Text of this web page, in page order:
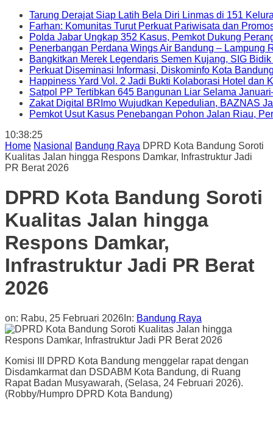
Tarung Derajat Siap Latih Bela Diri Linmas di 151
Farhan: Komunitas Turut Perkuat Pariwisata dan
Polda Jabar Ungkap 352 Kasus, Pemkot Dukung
Penerbangan Perdana Wings Air Bandung –
Bangkitkan Merek Legendaris Semen Kujang, SIG
Perkuat Diseminasi Informasi, Diskominfo Kota
Happiness Yard Vol. 2 Jadi Bukti Kolaborasi Hotel dan
Satpol PP Tertibkan 645 Bangunan Liar Selama
Zakat Digital BRImo Wujudkan Kepedulian, BAZNAS
Pemkot Usut Kasus Penebangan Pohon Jalan Riau,
10:38:26
Home Nasional Bandung Raya DPRD Kota Bandung Soroti
Kualitas Jalan hingga Respons Damkar, Infrastruktur Jadi
PR Berat 2026
DPRD Kota Bandung Soroti
Kualitas Jalan hingga
Respons Damkar,
Infrastruktur Jadi PR Berat
2026
on: Rabu, 25 Februari 2026 In: Bandung Raya
Komisi III DPRD Kota Bandung menggelar rapat dengan
Disdamkarmat dan DSDABM Kota Bandung, di Ruang
Rapat Badan Musyawarah, (Selasa, 24 Februari 2026).
(Robby/Humpro DPRD Kota Bandung)